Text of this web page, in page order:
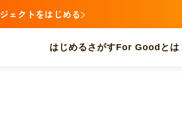
ェクトをはじめる
はじめる さがすFor Goodとは